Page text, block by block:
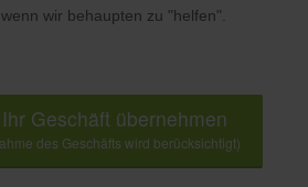
wir behaupten zu "helfen".
Geschäft übernehmen
des Geschäfts wird berücksichtigt)